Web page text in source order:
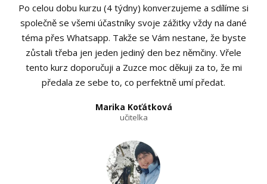
Po celou dobu kurzu (4 týdny) konverzujeme a sdílíme si
společně se všemi účastníky svoje zážitky vždy na dané
téma přes Whatsapp. Takže se Vám nestane, že byste
zůstali třeba jen jeden jediný den bez němčiny. Vřele
tento kurz doporučuji a Zuzce moc děkuji za to, že mi
předala ze sebe to, co perfektně umí předat.
Marika Koťátková
učitelka